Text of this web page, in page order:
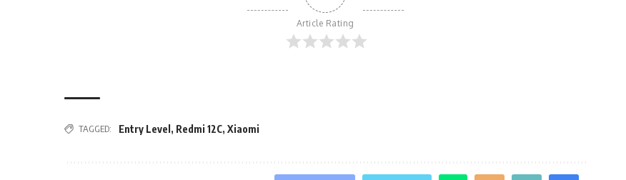
Article Rating
TAGGED: Entry Level , Redmi 12C,Xiaomi